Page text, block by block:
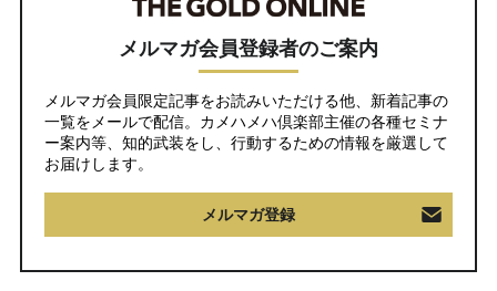
メルマガ会員登録者のご案内
メルマガ会員限定記事をお読みいただける他、新着記事の
一覧をメールで配信。カメハメハ倶楽部主催の各種セミナ
ー案内等、知的武装をし、行動するための情報を厳選して
お届けします。
メルマガ登録